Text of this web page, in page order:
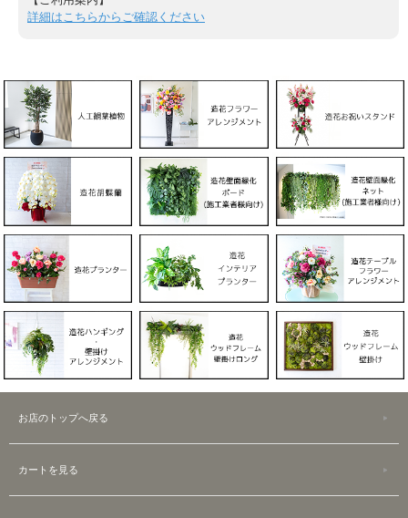
詳細はこちらからご確認ください
お店のトップへ戻る
カートを見る